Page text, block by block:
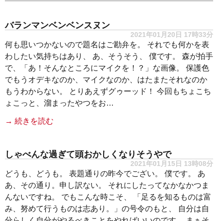
バランマンベンベンスヌン
2021年01月20日 17時33分
何も思いつかないので題名はご勘弁を。 それでも何かを表
わしたい気持ちはあり、 あ、そうそう、 僕です。 森が拍手
で、「あ！そんなところにマイクを！？」な画像。 保護色
でもうオデキなのか、マイクなのか、はたまたそれなのか
もうわからない。 とりあえずグゥーッド！ 今回もちょこち
ょこっと、溜まったやつをお…
→ 続きを読む
しゃべんな過ぎて頭おかしくなりそうやで
2021年01月15日 13時08分
どうも、どうも。 表題通りの昨今でござい。 僕です。 あ
あ、その通り。申し訳ない。 それにしたってなかなかつま
んないですね。 でもこんな時こそ、 「足るを知るものは富
み、努めて行うものは志あり。」の号令のもと、 自分は自